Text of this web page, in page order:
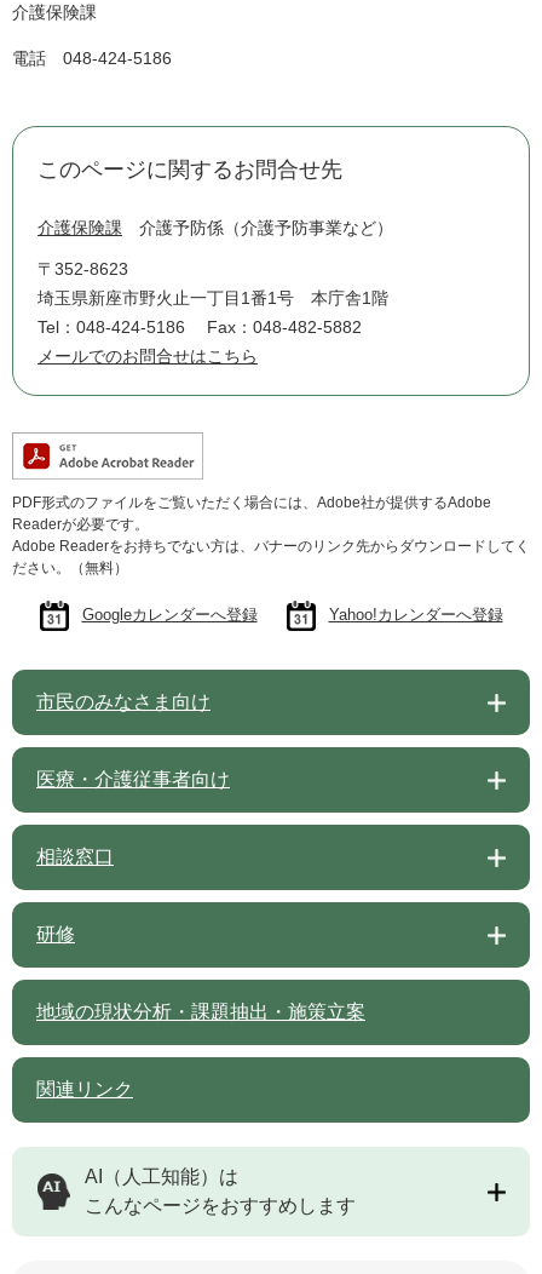
介護保険課
電話 048-424-5186
このページに関するお問合せ先
介護保険課 介護予防係（介護予防事業など）
〒352-8623
埼玉県新座市野火止一丁目1番1号 本庁舎1階
Tel：048-424-5186
Fax：048-482-5882
メールでのお問合せはこちら
PDF形式のファイルをご覧いただく場合には、Adobe社が提供するAdobe
Readerが必要です。
Adobe Readerをお持ちでない方は、バナーのリンク先からダウンロードしてく
ださい。（無料）
Googleカレンダーへ登録 Yahoo!カレンダーへ登録
市民のみなさま向け
医療・介護従事者向け
相談窓口
研修
地域の現状分析・課題抽出・施策立案
関連リンク
AI（人工知能）は
こんなページをおすすめします